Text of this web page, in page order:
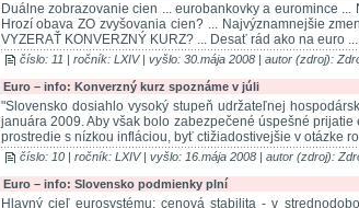
Duálne zobrazovanie cien ... eurobankovky a euromince
Hrozí obava ZO zvyšovania cien? ... Najvýznamnejšie
VYZERAŤ KONVERZNÝ KURZ? ... Desať rád ako na euro ...
číslo: 11 | ročník: LXIV | vyšlo: 30.mája 2008 | autor (zdroj):
Euro – info: Konverzný kurz spoznáme v júli
"Slovensko dosiahlo vysoký stupeň udržateľnej
januára 2009. Aby však bolo zabezpečené úspešné
prostredie s nízkou infláciou, byť ctižiadostivejšie v otázke
číslo: 10 | ročník: LXIV | vyšlo: 16.mája 2008 | autor (zdroj):
Euro – info: Slovensko podmienky plní
Hlavný cieľ eurosystému: cenová stabilita - v